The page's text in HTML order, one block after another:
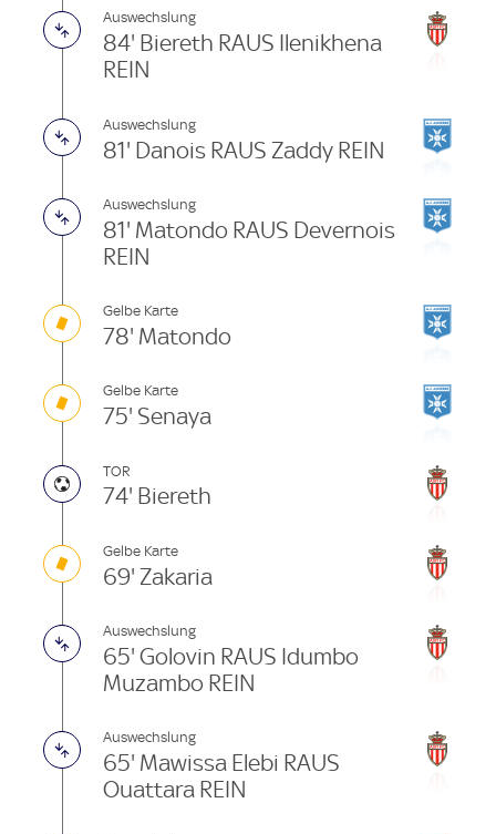
Auswechslung
84' Biereth RAUS Ilenikhena
REIN
Auswechslung
81' Danois RAUS Zaddy REIN
Auswechslung
81' Matondo RAUS Devernois
REIN
Gelbe Karte
78' Matondo
Gelbe Karte
75' Senaya
TOR
74' Biereth
Gelbe Karte
69' Zakaria
Auswechslung
65' Golovin RAUS Idumbo
Muzambo REIN
Auswechslung
65' Mawissa Elebi RAUS
Ouattara REIN